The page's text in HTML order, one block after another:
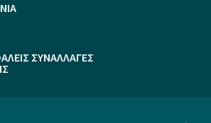
ΣΥΝΑΛΛΑΓΕΣ